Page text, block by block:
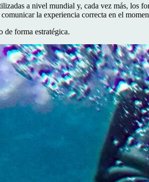
a nivel mundial y, cada vez más, los
la experiencia correcta en el
de forma estratégica.